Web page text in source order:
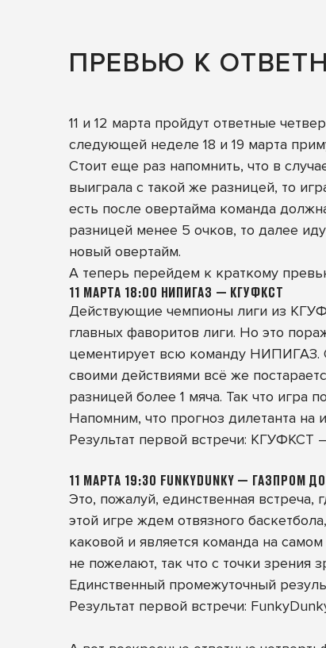
ПРЕВЬЮ К
11 и 12 марта пройдут ответные
следующей неделе 18 и 19 марта
Стоит еще раз напомнить, что в
выиграла с такой же разницей, то
есть после овертайма команда
разницей менее 5 очков, то далее
новый овертайм.
А теперь перейдем к краткому
11 МАРТА 18:00 НИПИГАЗ — КГУФКСТ
Действующие чемпионы лиги из
главных фаворитов лиги. Но это
цементирует всю команду НИПИГАЗ.
своими действиями всё же
разницей более 1 мяча. Так что игра
Напомним, что прогноз дилетанта
Результат первой встречи:
11 МАРТА 19:30 FUNKYDUNKY — ГАЗПРОМ
Это, пожалуй, единственная
этой игре ждем отвязного
каковой и является команда на
не пожелают, так что с точки зрения
Единственный промежуточный
Результат первой встречи: